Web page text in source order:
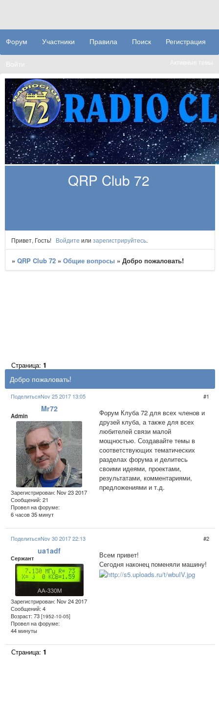
QRP Club 72
Форум Участники Правила Поиск Регистрация
Войти Активные темы
Привет, Гость! Войдите или зарегистрируйтесь.
»QRP Club 72 »Общие вопросы »Добро пожаловать!
Добро пожаловать!
Страница:1
Поделиться 1
Nov 25 2017 13:05
Mr72
Admin
Зарегистрирован: Nov 23 2017
Сообщений:21
Провел на форуме:
6 часов 35 минут
Форум Клуба 72 для всех членов и
друзей клуба, а также для всех
любителей связи малой
мощностью. Создавайте темы в
соответствующих тематических
разделах форума и делитесь
своими идеями, проектами,
результатами, комментариями,
предложениями и т.д.
Поделиться 2
Nov 30 2017 22:13
ua1adf
Сержант
Зарегистрирован: Nov 24 2017
Сообщений:4
Возраст:73[1952-10-05]
Провел на форуме:
44 минуты
Всем привет!
Сегодня наконец поменяли машину!
Страница:1